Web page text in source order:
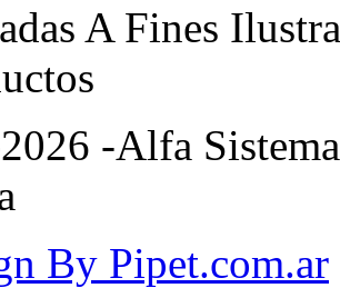
A Fines
-Alfa
By Pipet.com.ar